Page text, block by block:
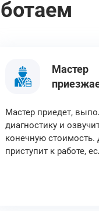
Мастер
Мастер приедет,
диагностику и
конечную стоимость.
приступит к работе,